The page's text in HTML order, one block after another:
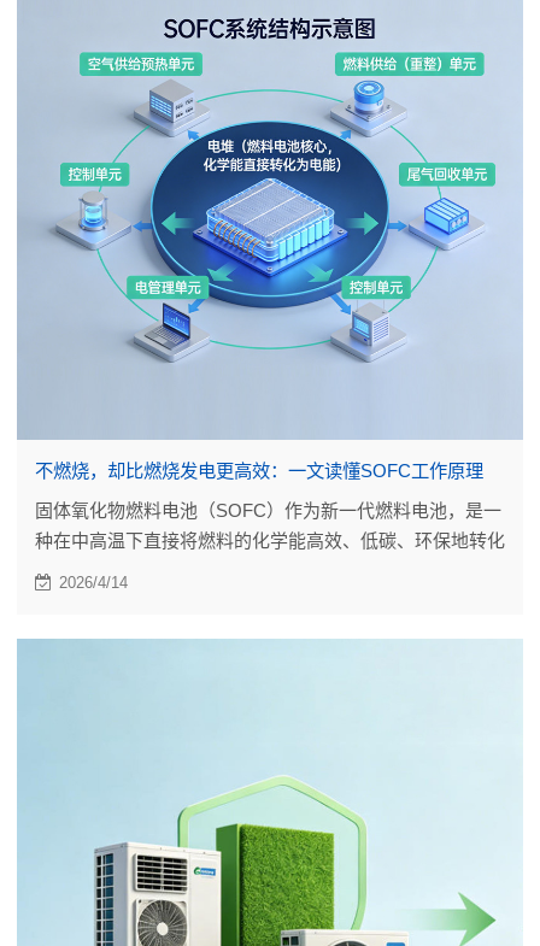
不燃烧，却比燃烧发电更高效：一文读懂SOFC工作原理
固体氧化物燃料电池（SOFC）作为新一代燃料电池，是一
种在中高温下直接将燃料的化学能高效、低碳、环保地转化
成电能的发电装置。
2026/4/14